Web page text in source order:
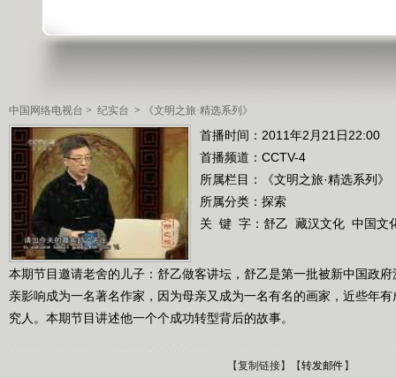
中国网络电视台 > 纪实台 > 《文明之旅·精选系列》
首播时间：2011年2月21日22:00
首播频道： CCTV-4
所属栏目：
《文明之旅·精选系列》
所属分类：探索
关 键 字： 舒乙 藏汉文化 中国文
本期节目邀请老舍的儿子：舒乙做客讲坛，舒乙是第一批被新中国政
亲影响成为一名著名作家，因为母亲又成为一名有名的画家，近些年
究人。本期节目讲述他一个个成功转型背后的故事。
【复制链接】【转发邮件】